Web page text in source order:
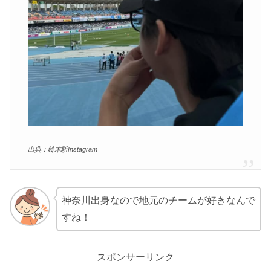
出典：鈴木駈Instagram
神奈川出身なので地元のチームが好きなんで
すね！
スポンサーリンク